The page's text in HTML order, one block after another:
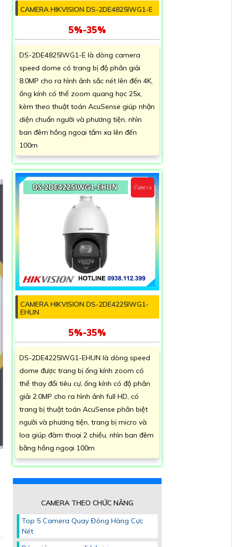
CAMERA HIKVISION DS-2DE4825IWG1-E
5%-35%
DS-2DE4825IWG1-E là dòng camera
speed dome có trang bị độ phân giải
8.0MP cho ra hình ảnh sắc nét lên đến 4K,
ống kính có thể zoom quang học 25x,
kèm theo thuật toán AcuSense giúp nhận
diện chuẩn người và phương tiện, nhìn
ban đêm hồng ngoại tầm xa lên đến
100m
CAMERA HIKVISION DS-2DE4225IWG1-
EHUN
5%-35%
DS-2DE4225IWG1-EHUN là dòng speed
dome được trang bị ống kính zoom có
thể thay đổi tiêu cự, ống kính có độ phân
giải 2.0MP cho ra hình ảnh full HD, có
trang bị thuật toán AcuSense phân biệt
người và phương tiện, trang bị micro và
loa giúp đàm thoại 2 chiều, nhìn ban đêm
bằng hồng ngoại 100m
CAMERA THEO CHỨC NĂNG
Top 5 Camera Quay Đóng Hàng Cực
Nét